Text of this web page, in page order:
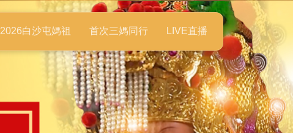
2026白沙屯媽祖 首次三媽同行 LIVE直播